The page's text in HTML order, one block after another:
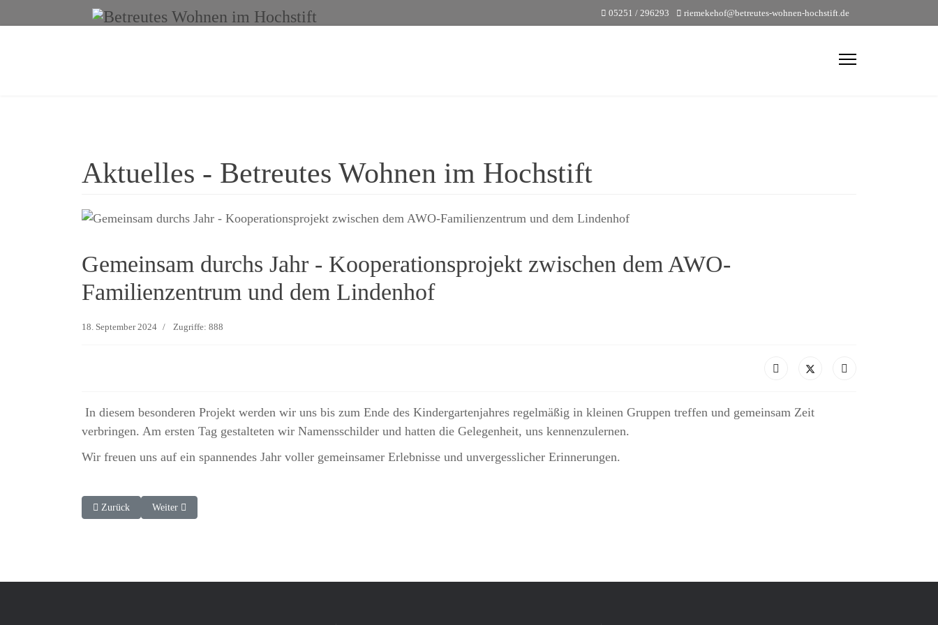
05251 / 296293 riemekehof@betreutes-wohnen-hochstift.de
Aktuelles - Betreutes Wohnen im Hochstift
Gemeinsam durchs Jahr - Kooperationsprojekt zwischen dem AWO-
Familienzentrum und dem Lindenhof
18. September 2024 Zugriffe: 888
In diesem besonderen Projekt werden wir uns bis zum Ende des Kindergartenjahres regelmäßig in kleinen Gruppen treffen und gemeinsam Zeit
verbringen. Am ersten Tag gestalteten wir Namensschilder und hatten die Gelegenheit, uns kennenzulernen.
Wir freuen uns auf ein spannendes Jahr voller gemeinsamer Erlebnisse und unvergesslicher Erinnerungen.
Vorheriger Beitrag: Frohe Weihnachten und einen guten Rutsch ins neue Jahr!
Zurück Nächster Beitrag: Betreutes Wohnen im Hochstift setzt Engagement für den ambulanten Kinderhospizdienst in Paderborn fort
Weiter